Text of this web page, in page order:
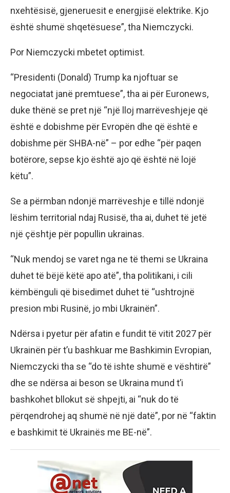
nxehtësisë, gjeneruesit e energjisë elektrike. Kjo
është shumë shqetësuese”, tha Niemczycki.
Por Niemczycki mbetet optimist.
“Presidenti (Donald) Trump ka njoftuar se
negociatat janë premtuese”, tha ai për Euronews,
duke thënë se pret një “një lloj marrëveshjeje që
është e dobishme për Evropën dhe që është e
dobishme për SHBA-në” – por edhe “për paqen
botërore, sepse kjo është ajo që është në lojë
këtu”.
Se a përmban ndonjë marrëveshje e tillë ndonjë
lëshim territorial ndaj Rusisë, tha ai, duhet të jetë
një çështje për popullin ukrainas.
“Nuk mendoj se varet nga ne të themi se Ukraina
duhet të bëjë këtë apo atë”, tha politikani, i cili
këmbënguli që bisedimet duhet të “ushtrojnë
presion mbi Rusinë, jo mbi Ukrainën”.
Ndërsa i pyetur për afatin e fundit të vitit 2027 për
Ukrainën për t’u bashkuar me Bashkimin Evropian,
Niemczycki tha se “do të ishte shumë e vështirë”
dhe se ndërsa ai beson se Ukraina mund t’i
bashkohet bllokut së shpejti, ai “nuk do të
përqendrohej aq shumë në një datë”, por në “faktin
e bashkimit të Ukrainës me BE-në”.